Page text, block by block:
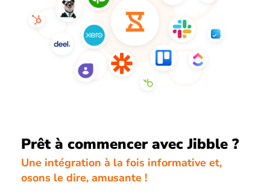
Prêt à commencer avec Jibble ?
Une intégration à la fois informative et,
osons le dire, amusante !